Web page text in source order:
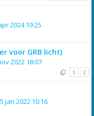
2024 19:25
voor GRB licht)
2022 18:07
1 2
jan 2022 10:16